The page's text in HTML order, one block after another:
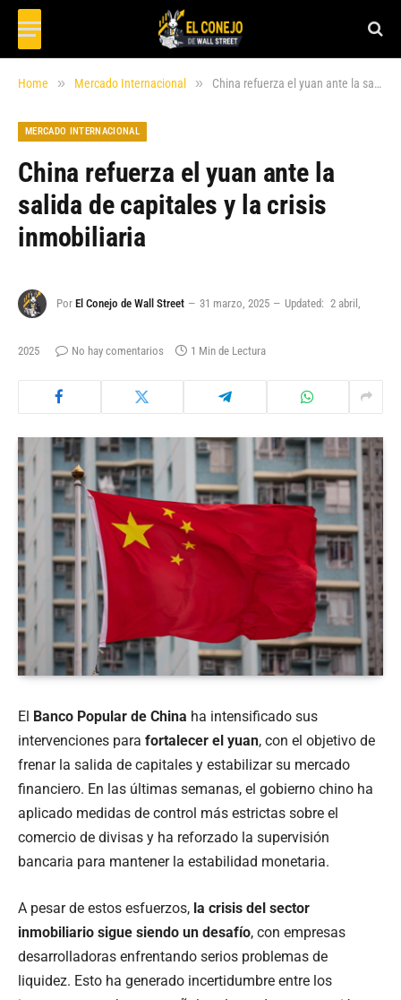
Home » Mercado Internacional » China refuerza el yuan ante la salida de capitales y la crisis inmobiliaria
MERCADO INTERNACIONAL
China refuerza el yuan ante la
salida de capitales y la crisis
inmobiliaria
Por El Conejo de Wall Street 31 marzo, 2025 Updated: 2 abril,
2025 No hay comentarios 1 Min de Lectura
El Banco Popular de China ha intensificado sus
intervenciones para fortalecer el yuan, con el objetivo de
frenar la salida de capitales y estabilizar su mercado
financiero. En las últimas semanas, el gobierno chino ha
aplicado medidas de control más estrictas sobre el
comercio de divisas y ha reforzado la supervisión
bancaria para mantener la estabilidad monetaria.
A pesar de estos esfuerzos, la crisis del sector
inmobiliario sigue siendo un desafío, con empresas
desarrolladoras enfrentando serios problemas de
liquidez. Esto ha generado incertidumbre entre los